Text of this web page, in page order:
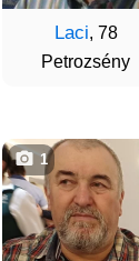
Laci, 78
Petrozsény
1